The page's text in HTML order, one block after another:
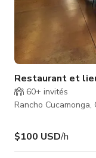
Restaurant et
60+ invités
Rancho Cucamonga,
$100 USD/h